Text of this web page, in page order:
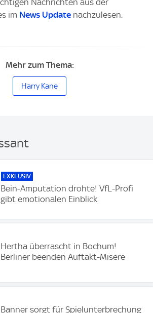
im News Update nachzulesen.
Mehr zum Thema:
Harry Kane
EXKLUSIV
Bein-Amputation drohte! VfL-Profi
gibt emotionalen Einblick
Hertha überrascht in Bochum!
Berliner beenden Auftakt-Misere
Banner sorgt für Spielunterbrechung